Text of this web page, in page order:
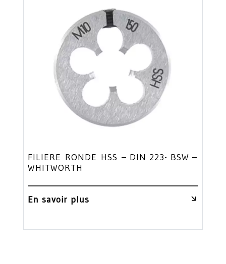
FILIERE RONDE HSS – DIN 223- BSW –
WHITWORTH
En savoir plus